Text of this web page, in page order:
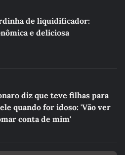
de liquidificador:
e deliciosa
diz que teve filhas para
quando for idoso: 'Vão ver
conta de mim'